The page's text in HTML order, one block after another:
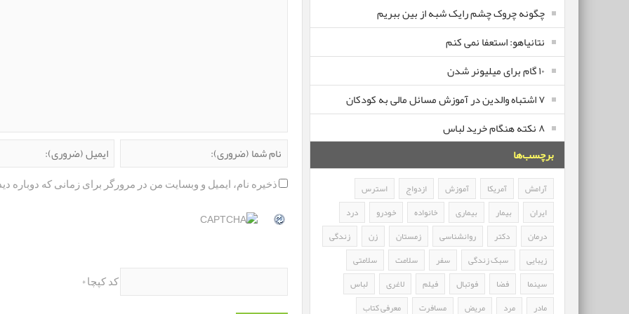
ذخیره نام، ایمیل و وبسایت من در مرورگر برای زمانی که دوباره
کد کپچا*
چگونه چروک چشم رایک شبه از بین ببریم
نتانیاهو: استعفا نمی کنم
۱۰ گام برای میلیونر شدن
۷ اشتباه والدین در آموزش مسائل مالی به کودکان
۸ نکته هنگام خرید لباس
برچسب‌ها
آرامش آمریکا آموزش ازدواج
استرس
ایران
بیمار بیماری خانواده خودرو
درد
درمان
دکتر روانشناسی زمستان زن
زندگی
زیبایی
سبک زندگی سفر سلامت
سلامتی
سینما
فضا فوتبال فیلم لاغری
لباس
مادر
مرد مریض مسافرت معرفی کتاب